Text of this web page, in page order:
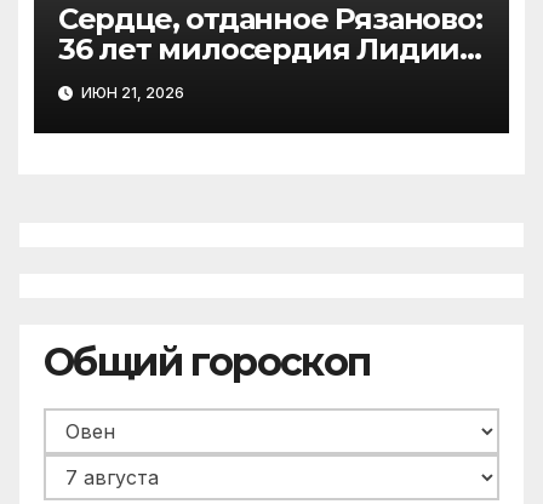
Сердце, отданное Рязаново:
36 лет милосердия Лидии
Николаевны Зайцевой в
Виноградовском округе
ИЮН 21, 2026
Общий гороскоп